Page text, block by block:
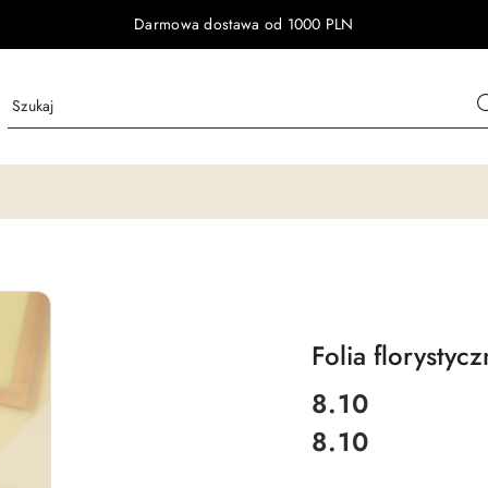
Darmowa dostawa od 1000 PLN
Folia
cena:
8.10
Cena:
8.10